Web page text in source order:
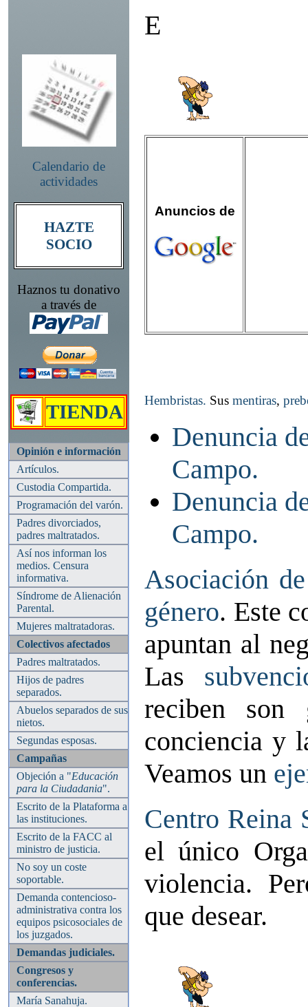
Calendario de
actividades
HAZTE
SOCIO
Haznos tu donativo
a través de
TIENDA
Opinión e información
Artículos.
Custodia Compartida.
Programación del varón.
Padres divorciados,
padres maltratados.
Así nos informan los
medios. Censura
informativa.
Síndrome de Alienación
Parental.
Mujeres maltratadoras.
Colectivos afectados
Padres maltratados.
Hijos de padres
separados.
Abuelos separados de sus
nietos.
Segundas esposas.
Campañas
Objeción a "Educación
para la Ciudadania".
Escrito de la Plataforma a
las instituciones.
Escrito de la FACC al
ministro de justicia.
No soy un coste
soportable.
Demanda contencioso-
administrativa contra los
equipos psicosociales de
los juzgados.
Demandas judiciales.
Congresos y
conferencias.
María Sanahuja.
E
Anuncios de
Hembristas. Susmentiras,
Denuncia
Campo.
Denuncia
Campo.
Asociación
género. Este
apuntan al
Las
reciben son
conciencia y
Veamos un
Centro Reina
el único
violencia.
que desear.